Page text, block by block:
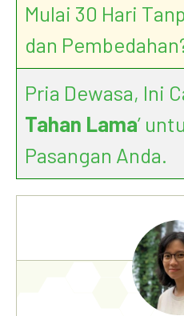
Mulai 30 Hari
dan
Pria Dewasa, Ini
Tahan Lama’
Pasangan Anda.